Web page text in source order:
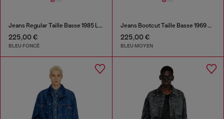
Jeans Regular Taille Basse 1985 Larkee
225,00 €
BLEU FONCÉ
Jeans Bootcut Taille Basse 1969 D-Ebbey
225,00 €
BLEU MOYEN